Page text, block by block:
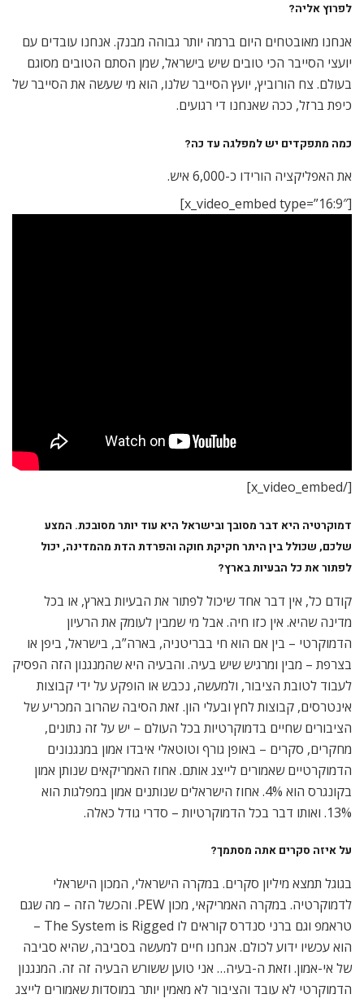
לפרוץ אליה?
אנחנו מאובטחים היום ברמה יותר גבוהה מבנק. אנחנו עובדים עם
יועצי הסייבר הכי טובים שיש בישראל, שמן הסתם הטובים מסוגם
בעולם. צח הורוביץ, יועץ הסייבר שלנו, הוא מי שעשה את הסייבר של
כיפת ברזל, ככה שאנחנו די רגועים.
כמה מתפקדים יש למפלגה עד כה?
את האפליקציה הורידו כ-6,000 איש.
[x_video_embed type=”16:9″]
[/x_video_embed]
דמוקרטיה היא דבר מסובך ובישראל היא עוד יותר מסובכת. המצע
שלכם, שכולל בין היתר חקיקת חוקה והפרדת הדת מהמדינה, יכול
לפתור את כל הבעיות בארץ?
קודם כל, אין דבר אחד שיכול לפתור את הבעיות בארץ, או בכל
מדינה שהיא. אין כזו חיה. אבל מי שמבין לעומק את הרעיון
הדמוקרטי – בין אם הוא חי בבריטניה, בארה”ב, בישראל, ביפן או
בצרפת – מבין ומרגיש שיש בעיה. והבעיה היא שהמנגנון הזה הפסיק
לעבוד לטובת הציבור, ולמעשה, נכבש או הופקע על ידי קבוצות
אינטרסים, קבוצות לחץ ובעלי הון. זאת הסיבה שהרוב המכריע של
הציבורים שחיים בדמוקרטיות בכל העולם – יש על זה נתונים,
מחקרים, סקרים – באופן גורף וטוטאלי איבדו אמון במנגנונים
הדמוקרטיים שאמורים לייצג אותם. אחוז האמריקאים שנותן אמון
בקונגרס הוא 4%. אחוז הישראלים שנותנים אמון במפלגות הוא
13%. ואותו דבר בכל הדמוקרטיות – סדרי גודל כאלה.
על איזה סקרים אתה מסתמך?
בגוגל תמצא מיליון סקרים. במקרה הישראלי, המכון הישראלי
לדמוקרטיה. במקרה האמריקאי, מכון PEW. והכשל הזה – מה שגם
טראמפ וגם ברני סנדרס קוראים לו The System is Rigged –
הוא עכשיו ידוע לכולם. אנחנו חיים למעשה בסביבה, שהיא סביבה
של אי-אמון. וזאת ה-בעיה… אני טוען ששורש הבעיה זה זה. המנגנון
הדמוקרטי לא עובד והציבור לא מאמין יותר במוסדות שאמורים לייצג